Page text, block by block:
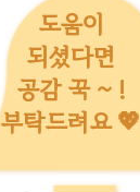
도움이
되셨다면
공감 꾹 ~ !
부탁드려요 💖